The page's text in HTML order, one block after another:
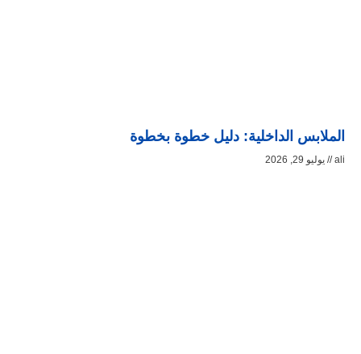
الملابس الداخلية: دليل خطوة بخطوة
ali يوليو 29, 2026